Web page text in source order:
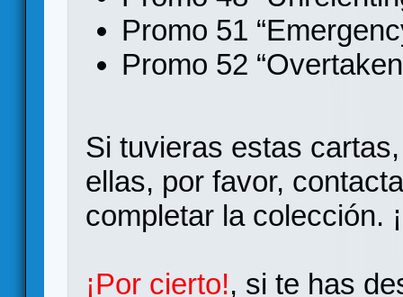
Promo 51
Promo 52
Si tuvieras estas
ellas, por favor,
completar la colección.
¡Por cierto!, si te has